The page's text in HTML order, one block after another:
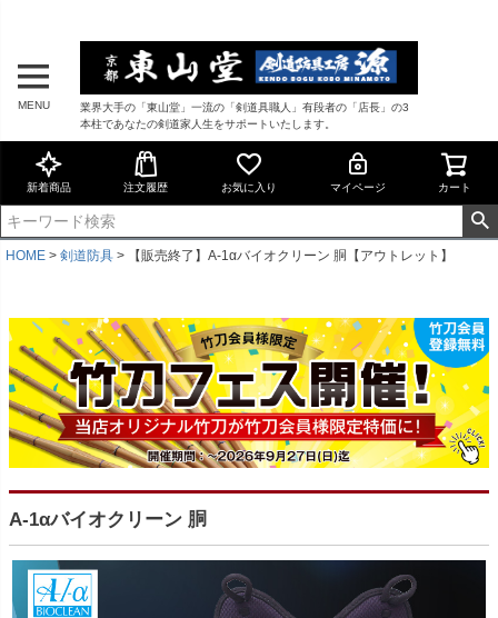
MENU
業界大手の「東山堂」一流の「剣道具職人」有段者の「店長」の3
本柱であなたの剣道家人生をサポートいたします。
新着商品 注文履歴 お気に入り マイページ カート
HOME 剣道防具 【販売終了】A-1αバイオクリーン 胴【アウトレット】
A-1αバイオクリーン 胴